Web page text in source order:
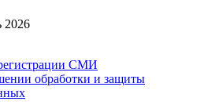
2026
СМИ
обработки и защиты